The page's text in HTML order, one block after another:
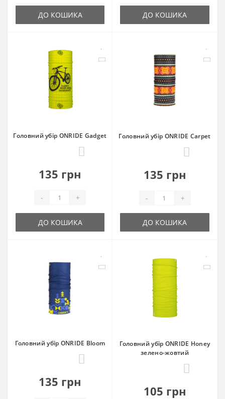
ДО КОШИКА ДО КОШИКА
Головний убір ONRIDE Gadget
135 грн
- +
ДО КОШИКА
Головний убір ONRIDE Carpet
135 грн
- +
ДО КОШИКА
Головний убір ONRIDE Bloom
135 грн
Головний убір ONRIDE Honey
зелено-жовтий
105 грн